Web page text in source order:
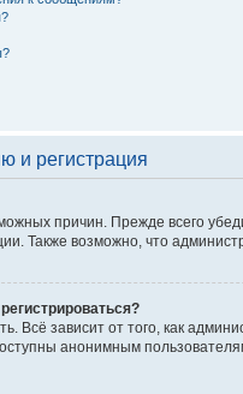
и регистрация
причин. Прежде всего
Также возможно, что
Всё зависит от того, как
анонимным